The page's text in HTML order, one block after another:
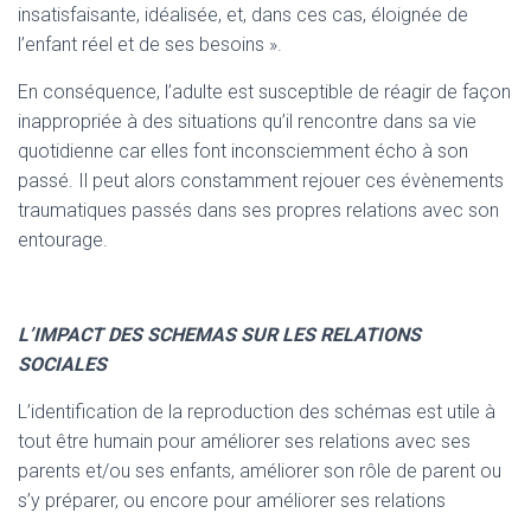
insatisfaisante, idéalisée, et, dans ces cas, éloignée de
l’enfant réel et de ses besoins ».
En conséquence, l’adulte est susceptible de réagir de façon
inappropriée à des situations qu’il rencontre dans sa vie
quotidienne car elles font inconsciemment écho à son
passé. Il peut alors constamment rejouer ces évènements
traumatiques passés dans ses propres relations avec son
entourage.
L’IMPACT DES SCHEMAS SUR LES RELATIONS
SOCIALES
L’identification de la reproduction des schémas est utile à
tout être humain pour améliorer ses relations avec ses
parents et/ou ses enfants, améliorer son rôle de parent ou
s’y préparer, ou encore pour améliorer ses relations